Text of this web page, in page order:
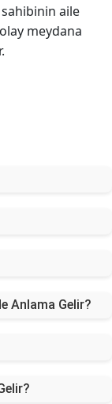
aile
meydana
Anlama Gelir?